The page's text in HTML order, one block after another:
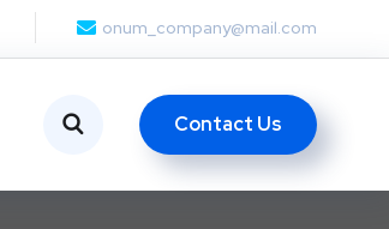
onum_company@mail.com
Contact Us